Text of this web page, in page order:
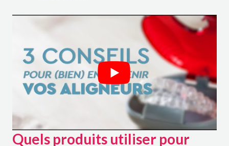
Quels produits utiliser pour